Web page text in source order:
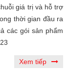
giá trị và hỗ trợ
thời gian đầu ra
các gói sản phẩm
Xem tiếp